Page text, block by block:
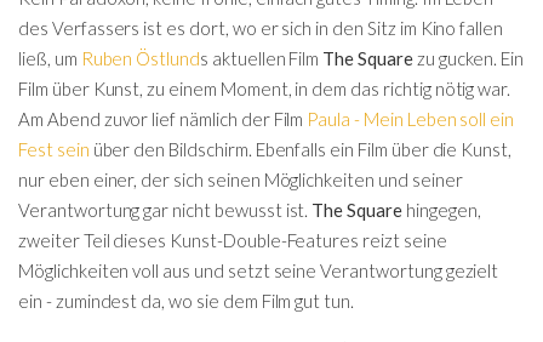
des Verfassers ist es dort, wo er sich in den Sitz im Kino fallen
ließ, um Ruben Östlunds aktuellen Film The Squarezu gucken. Ein
Film über Kunst, zu einem Moment, in dem das richtig nötig war.
Am Abend zuvor lief nämlich der Film Paula - Mein Leben soll ein
Fest sein über den Bildschirm. Ebenfalls ein Film über die Kunst,
nur eben einer, der sich seinen Möglichkeiten und seiner
Verantwortung gar nicht bewusst ist. The Squarehingegen,
zweiter Teil dieses Kunst-Double-Features reizt seine
Möglichkeiten voll aus und setzt seine Verantwortung gezielt
ein - zumindest da, wo sie dem Film gut tun.